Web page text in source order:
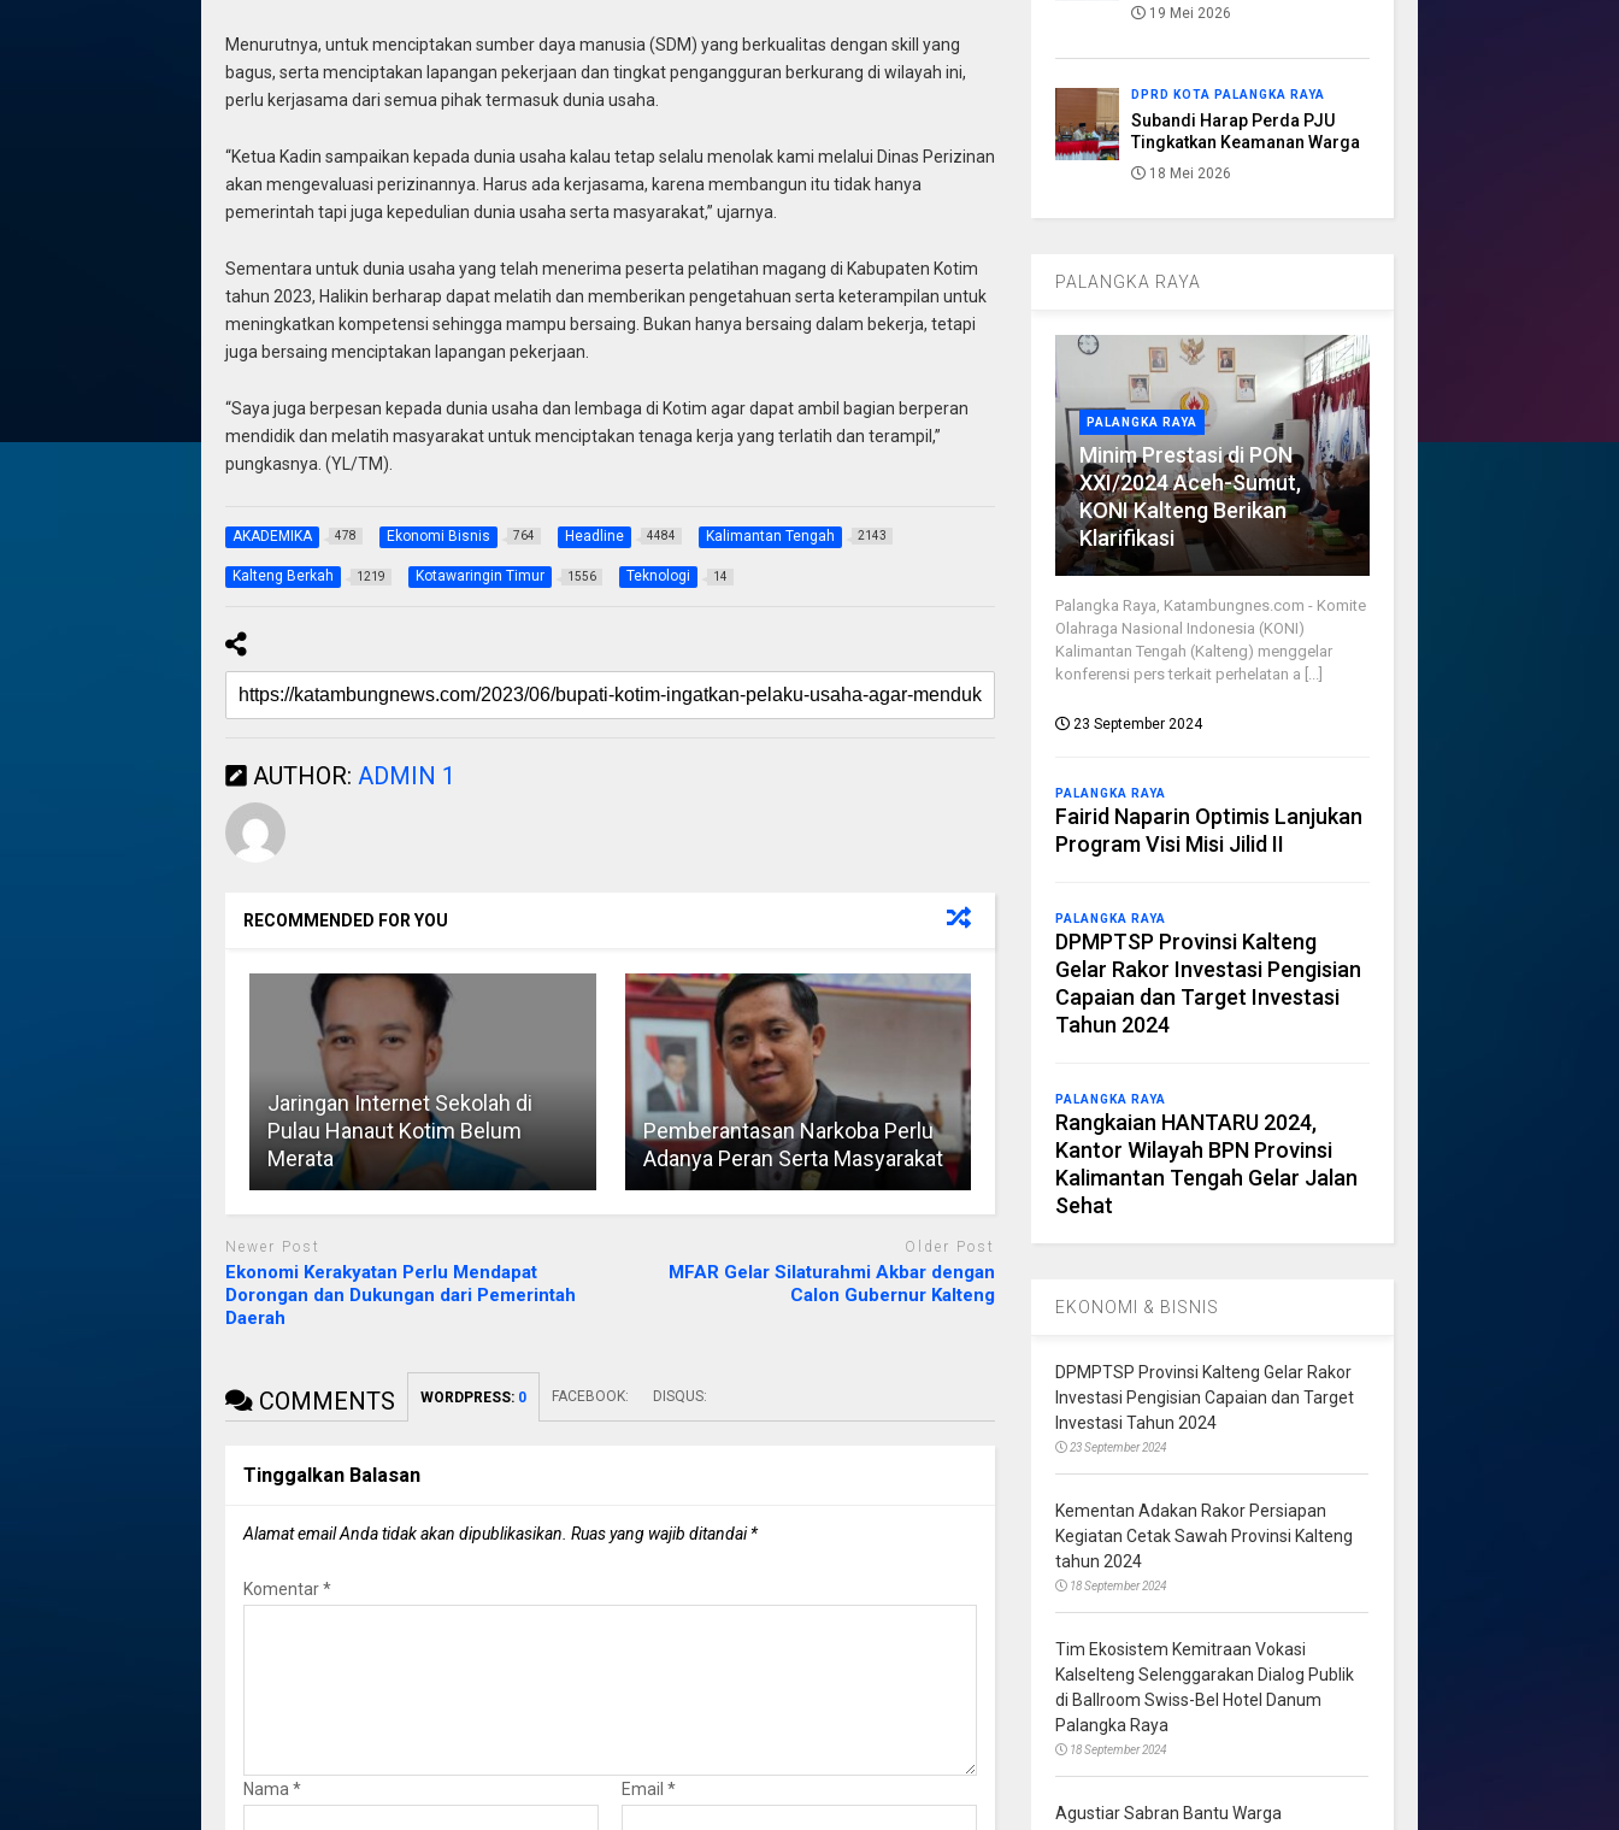
Menurutnya, untuk menciptakan sumber daya manusia (SDM) yang berkualitas dengan skill yang
bagus, serta menciptakan lapangan pekerjaan dan tingkat pengangguran berkurang di wilayah ini,
perlu kerjasama dari semua pihak termasuk dunia usaha.
“Ketua Kadin sampaikan kepada dunia usaha kalau tetap selalu menolak kami melalui Dinas Perizinan
akan mengevaluasi perizinannya. Harus ada kerjasama, karena membangun itu tidak hanya
pemerintah tapi juga kepedulian dunia usaha serta masyarakat,” ujarnya.
Sementara untuk dunia usaha yang telah menerima peserta pelatihan magang di Kabupaten Kotim
tahun 2023, Halikin berharap dapat melatih dan memberikan pengetahuan serta keterampilan untuk
meningkatkan kompetensi sehingga mampu bersaing. Bukan hanya bersaing dalam bekerja, tetapi
juga bersaing menciptakan lapangan pekerjaan.
“Saya juga berpesan kepada dunia usaha dan lembaga di Kotim agar dapat ambil bagian berperan
mendidik dan melatih masyarakat untuk menciptakan tenaga kerja yang terlatih dan terampil,”
pungkasnya. (YL/TM).
AKADEMIKA 478 Ekonomi Bisnis 764 Headline 4484 Kalimantan Tengah 2143
Kalteng Berkah 1219 Kotawaringin Timur 1556 Teknologi 14
AUTHOR: ADMIN 1
RECOMMENDED FOR YOU
Jaringan Internet Sekolah di
Pulau Hanaut Kotim Belum
Merata
Pemberantasan Narkoba Perlu
Adanya Peran Serta Masyarakat
Newer Post
Ekonomi Kerakyatan Perlu Mendapat
Dorongan dan Dukungan dari Pemerintah
Daerah
Older Post
MFAR Gelar Silaturahmi Akbar dengan
Calon Gubernur Kalteng
COMMENTS WORDPRESS: 0 FACEBOOK: DISQUS:
Tinggalkan Balasan
Alamat email Anda tidak akan dipublikasikan. Ruas yang wajib ditandai*
Komentar*
Nama * Email *
19 Mei 2026
DPRD KOTA PALANGKA RAYA
Subandi Harap Perda PJU
Tingkatkan Keamanan Warga
18 Mei 2026
PALANGKA RAYA
PALANGKA RAYA
Minim Prestasi di PON
XXI/2024 Aceh-Sumut,
KONI Kalteng Berikan
Klarifikasi
Palangka Raya, Katambungnes.com - Komite
Olahraga Nasional Indonesia (KONI)
Kalimantan Tengah (Kalteng) menggelar
konferensi pers terkait perhelatan a [...]
23 September 2024
PALANGKA RAYA
Fairid Naparin Optimis Lanjukan
Program Visi Misi Jilid II
PALANGKA RAYA
DPMPTSP Provinsi Kalteng
Gelar Rakor Investasi Pengisian
Capaian dan Target Investasi
Tahun 2024
PALANGKA RAYA
Rangkaian HANTARU 2024,
Kantor Wilayah BPN Provinsi
Kalimantan Tengah Gelar Jalan
Sehat
EKONOMI & BISNIS
DPMPTSP Provinsi Kalteng Gelar Rakor
Investasi Pengisian Capaian dan Target
Investasi Tahun 2024
23 September 2024
Kementan Adakan Rakor Persiapan
Kegiatan Cetak Sawah Provinsi Kalteng
tahun 2024
18 September 2024
Tim Ekosistem Kemitraan Vokasi
Kalselteng Selenggarakan Dialog Publik
di Ballroom Swiss-Bel Hotel Danum
Palangka Raya
18 September 2024
Agustiar Sabran Bantu Warga